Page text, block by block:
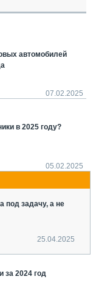
автомобилей
07.02.2025
в 2025 году?
05.02.2025
под задачу, а не
25.04.2025
за 2024 год